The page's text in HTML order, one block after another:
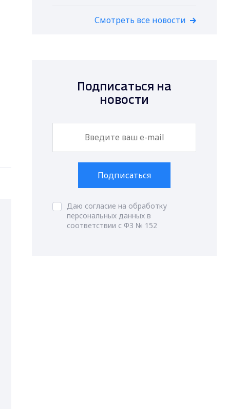
Смотреть все новости
Подписаться на
новости
Подписаться
Даю согласие на обработку
персональных данных в
соответствии с ФЗ № 152